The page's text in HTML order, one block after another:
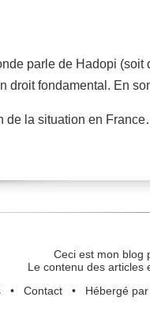
parle de Hadopi
droit fondamental. En
de la situation en
Ceci est mon blog
Le contenu des articles
• Contact• Hébergé